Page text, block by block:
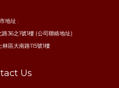
地址 :
36之1號1樓 (公司聯絡地址)
區大南路115號1樓
Us